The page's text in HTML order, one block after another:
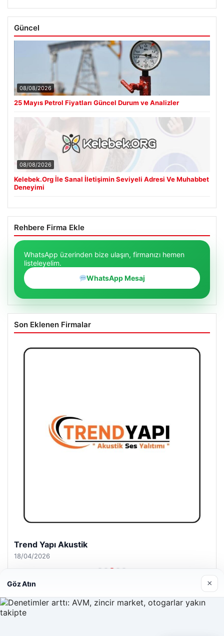
Güncel
08/08/2026
25 Mayıs Petrol Fiyatları Güncel Durum ve Analizler
08/08/2026
Kelebek.Org İle Sanal İletişimin Seviyeli Adresi Ve Muhabbet
Deneyimi
Rehbere Firma Ekle
WhatsApp üzerinden bize ulaşın, firmanızı hemen
listeleyelim.
WhatsApp Mesaj
Son Eklenen Firmalar
Trend Yapı Akustik
18/04/2026
Göz Atın ×